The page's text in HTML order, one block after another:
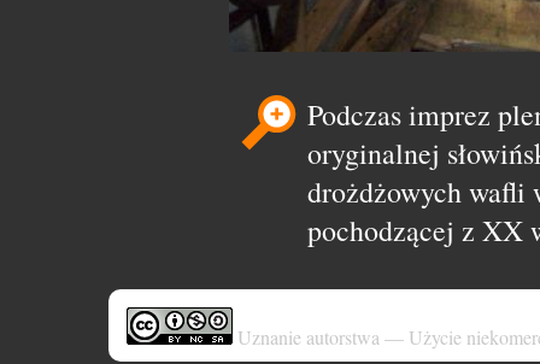
Podczas imprez
oryginalnej
drożdżowych wafli
pochodzącej z XX
Uznanie autorstwa — Użycie